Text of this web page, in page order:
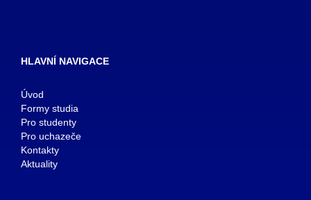
HLAVNÍ NAVIGACE
Úvod
Formy studia
Pro studenty
Pro uchazeče
Kontakty
Aktuality